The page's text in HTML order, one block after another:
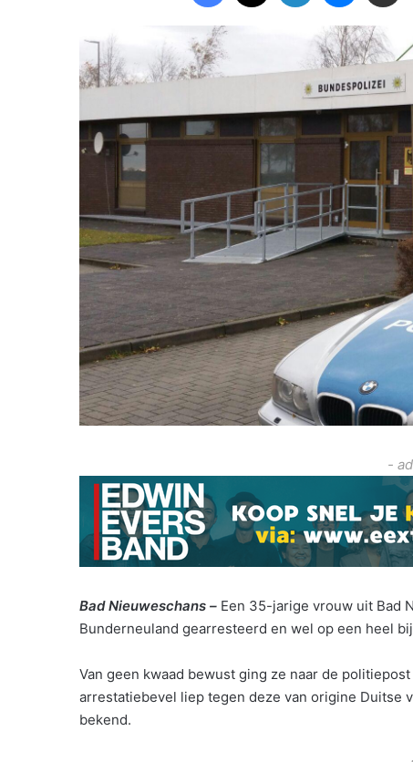
-
Bad Nieuweschans – Een 35-jarige vrouw uit Bad
Bunderneuland gearresteerd en wel op een heel
Van geen kwaad bewust ging ze naar de
arrestatiebevel liep tegen deze van origine Duitse
bekend.